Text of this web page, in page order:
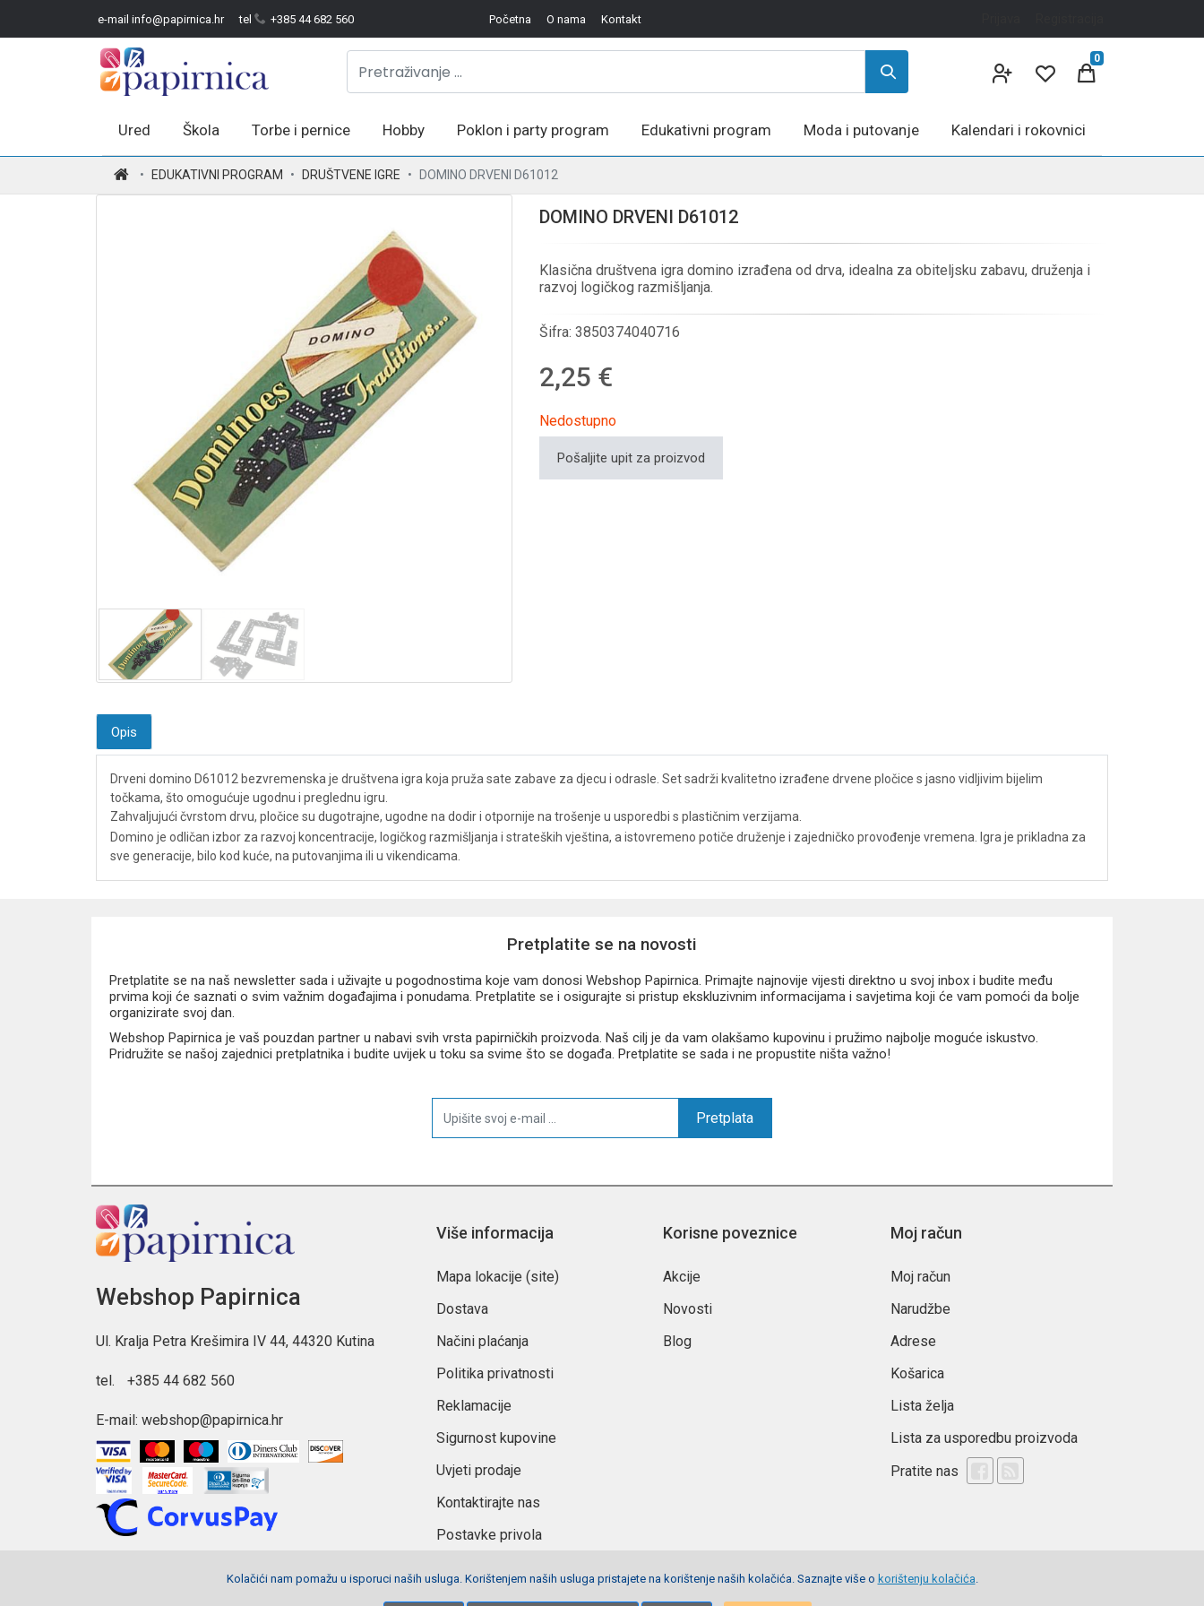
e-mail info@papirnica.hr tel +385 44 682 560 Početna O nama Kontakt
0
Ured Škola Torbe i pernice Hobby Poklon i party program Edukativni program Moda i putovanje Kalendari i rokovnici
EDUKATIVNI PROGRAM DRUŠTVENE IGRE DOMINO DRVENI D61012
DOMINO DRVENI D61012
Klasična društvena igra domino izrađena od drva, idealna za obiteljsku zabavu, druženja i
razvoj logičkog razmišljanja.
Šifra: 3850374040716
2,25 €
Nedostupno
Pošaljite upit za proizvod
Opis
Drveni domino D61012 bezvremenska je društvena igra koja pruža sate zabave za djecu i odrasle. Set sadrži kvalitetno izrađene drvene pločice s jasno vidljivim bijelim
točkama, što omogućuje ugodnu i preglednu igru.
Zahvaljujući čvrstom drvu, pločice su dugotrajne, ugodne na dodir i otpornije na trošenje u usporedbi s plastičnim verzijama.
Domino je odličan izbor za razvoj koncentracije, logičkog razmišljanja i strateških vještina, a istovremeno potiče druženje i zajedničko provođenje vremena. Igra je prikladna za
sve generacije, bilo kod kuće, na putovanjima ili u vikendicama.
Pretplatite se na novosti
Pretplatite se na naš newsletter sada i uživajte u pogodnostima koje vam donosi Webshop Papirnica. Primajte najnovije vijesti direktno u svoj inbox i budite među
prvima koji će saznati o svim važnim događajima i ponudama. Pretplatite se i osigurajte si pristup ekskluzivnim informacijama i savjetima koji će vam pomoći da bolje
organizirate svoj dan.
Webshop Papirnica je vaš pouzdan partner u nabavi svih vrsta papirničkih proizvoda. Naš cilj je da vam olakšamo kupovinu i pružimo najbolje moguće iskustvo.
Pridružite se našoj zajednici pretplatnika i budite uvijek u toku sa svime što se događa. Pretplatite se sada i ne propustite ništa važno!
Pretplata
Webshop Papirnica
Ul. Kralja Petra Krešimira IV 44, 44320 Kutina
tel. +385 44 682 560
E-mail: webshop@papirnica.hr
Više informacija
Mapa lokacije (site)
Dostava
Načini plaćanja
Politika privatnosti
Reklamacije
Sigurnost kupovine
Uvjeti prodaje
Kontaktirajte nas
Postavke privola
Korisne poveznice
Akcije
Novosti
Blog
Moj račun
Moj račun
Narudžbe
Adrese
Košarica
Lista želja
Lista za usporedbu proizvoda
Pratite nas
Kolačići nam pomažu u isporuci naših usluga. Korištenjem naših usluga pristajete na korištenje naših kolačića. Saznajte više o korištenju kolačića.